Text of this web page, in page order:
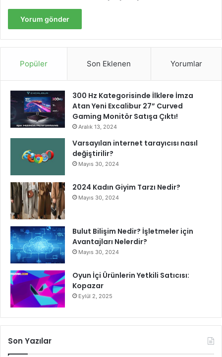
r
u
Popüler Son Eklenen Yorumlar
300 Hz Kategorisinde İlklere İmza
Atan Yeni Excalibur 27” Curved
Gaming Monitör Satışa Çıktı!
Aralık 13, 2024
Varsayılan internet tarayıcısı nasıl
değiştirilir?
Mayıs 30, 2024
2024 Kadın Giyim Tarzı Nedir?
Mayıs 30, 2024
Bulut Bilişim Nedir? İşletmeler için
Avantajları Nelerdir?
Mayıs 30, 2024
Oyun İçi Ürünlerin Yetkili Satıcısı:
Kopazar
Eylül 2, 2025
Son Yazılar